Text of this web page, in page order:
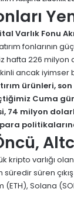
Varlık Fonu
fonlarının
hafta 226 milyon
ancak
ürünleri,
Cuma
74 milyon
para
kripto varlığı
süren
Solana